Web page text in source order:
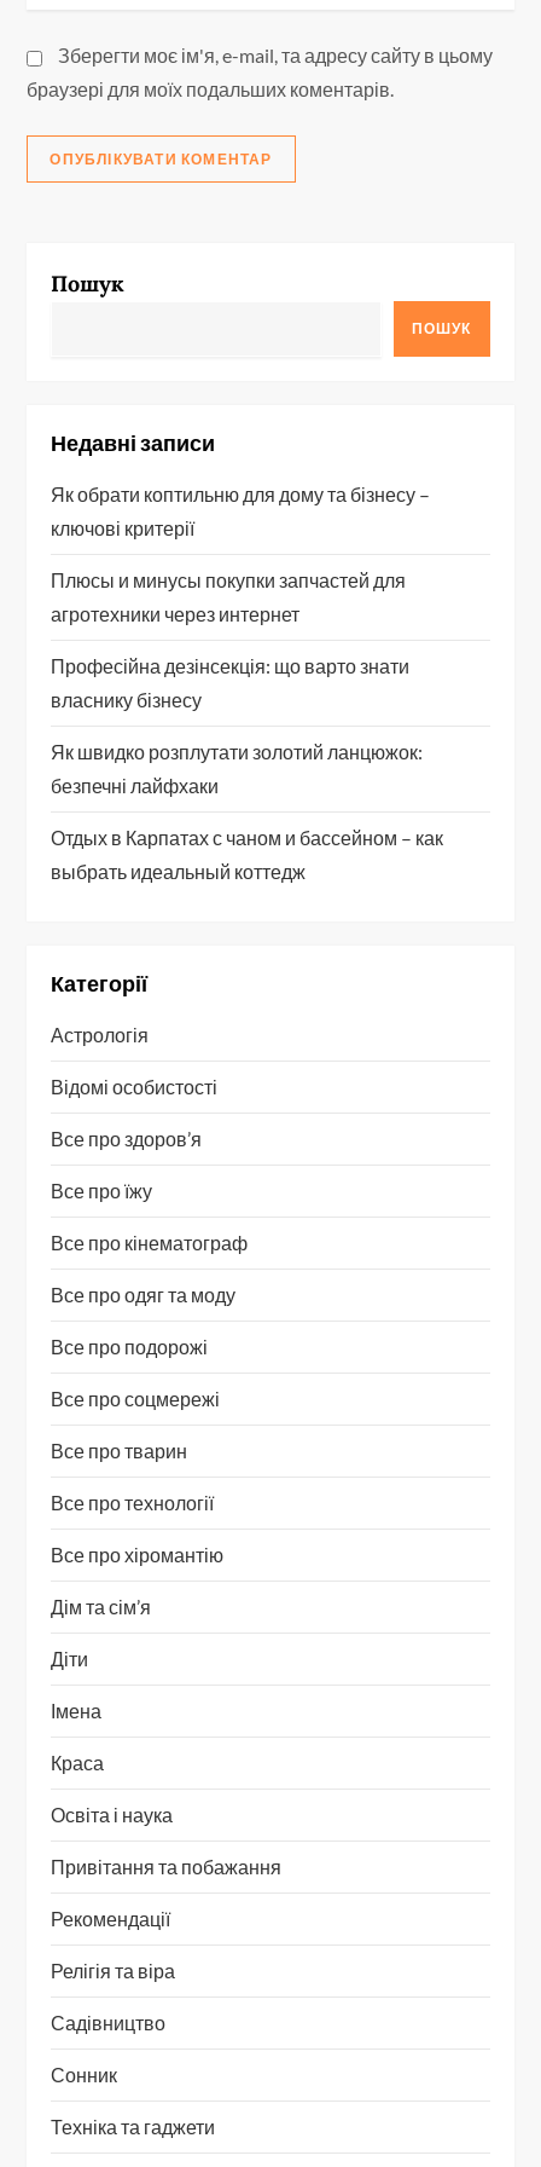
Зберегти моє ім'я, e-mail, та адресу сайту в цьому
браузері для моїх подальших коментарів.
Пошук
ПОШУК
Недавні записи
Як обрати коптильню для дому та бізнесу –
ключові критерії
Плюсы и минусы покупки запчастей для
агротехники через интернет
Професійна дезінсекція: що варто знати
власнику бізнесу
Як швидко розплутати золотий ланцюжок:
безпечні лайфхаки
Отдых в Карпатах с чаном и бассейном – как
выбрать идеальный коттедж
Категорії
Астрологія
Відомі особистості
Все про здоров’я
Все про їжу
Все про кінематограф
Все про одяг та моду
Все про подорожі
Все про соцмережі
Все про тварин
Все про технології
Все про хіромантію
Дім та сім’я
Діти
Імена
Краса
Освіта і наука
Привітання та побажання
Рекомендації
Релігія та віра
Садівництво
Сонник
Техніка та гаджети